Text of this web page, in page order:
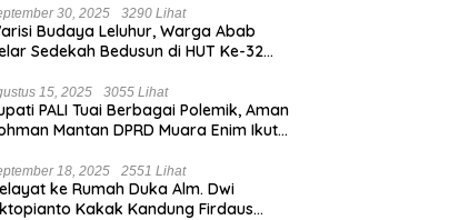
30, 2025 3290 Lihat
Budaya Leluhur, Warga Abab
Sedekah Bedusun di HUT Ke-32
15, 2025 3055 Lihat
PALI Tuai Berbagai Polemik, Aman
Mantan DPRD Muara Enim Ikut
18, 2025 2551 Lihat
ke Rumah Duka Alm. Dwi
Kakak Kandung Firdaus